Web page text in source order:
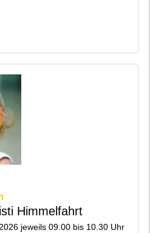
Himmelfahrt
jeweils 09.00 bis 10.30 Uhr